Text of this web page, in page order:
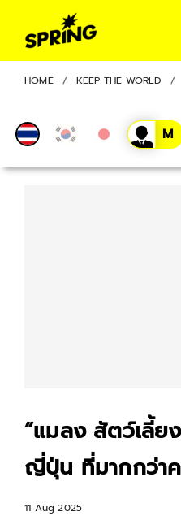
HOME KEEP THE WORLD
“แมลง สัตว์เลี้ย
ญี่ปุ่น ที่มากกว่า
11 Aug 2025